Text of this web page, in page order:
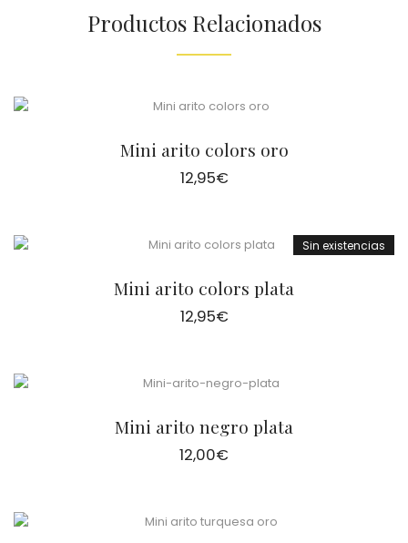
Productos Relacionados
Mini arito colors oro
12,95€
Sin existencias
Mini arito colors plata
12,95€
Mini arito negro plata
12,00€